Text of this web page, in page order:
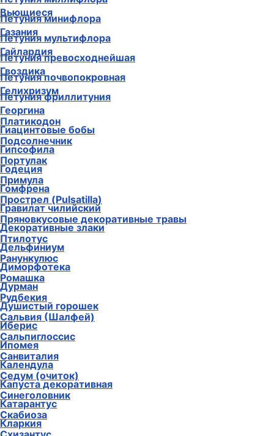
Петуния минифлора
Петуния мультифлора
Петуния превосходнейшая
Петуния почвопокровная
Петуния фриллитуния
Платикодон
Подсолнечник
Портулак
Примула
Прострел (Pulsatilla)
Пряновкусовые декоративные травы
Птилотус
Ранункулюс
Ромашка
Рудбекия
Сальвия (Шалфей)
Сальпиглоссис
Санвиталия
Седум (очиток)
Синеголовник
Скабиоза
Вьющиеся
Газания
Гайлардия
Гвоздика
Гелихризум
Георгина
Гиацинтовые бобы
Гипсофила
Годеция
Гомфрена
Гравилат чилийский
Декоративные злаки
Дельфиниум
Диморфотека
Дурман
Душистый горошек
Иберис
Ипомея
Календула
Капуста декоративная
Катарантус
Кларкия